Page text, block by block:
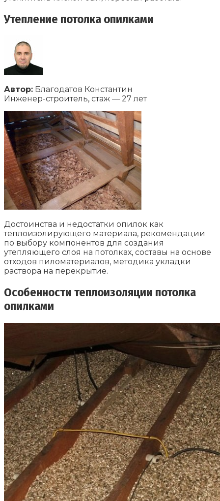
Утепление потолка опилками
Автор: Благодатов Константин
Инженер-строитель, стаж — 27 лет
Достоинства и недостатки опилок как
теплоизолирующего материала, рекомендации
по выбору компонентов для создания
утепляющего слоя на потолках, составы на основе
отходов пиломатериалов, методика укладки
раствора на перекрытие.
Особенности теплоизоляции потолка
опилками